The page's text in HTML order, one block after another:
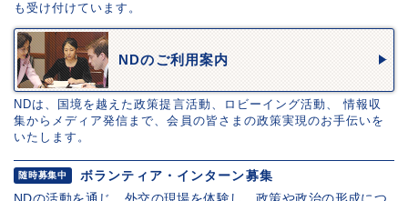
も受け付けています。
NDのご利用案内
NDは、国境を越えた政策提言活動、ロビーイング活動、 情報収
集からメディア発信まで、会員の皆さまの政策実現のお手伝いを
いたします。
随時募集中
ボランティア・インターン募集